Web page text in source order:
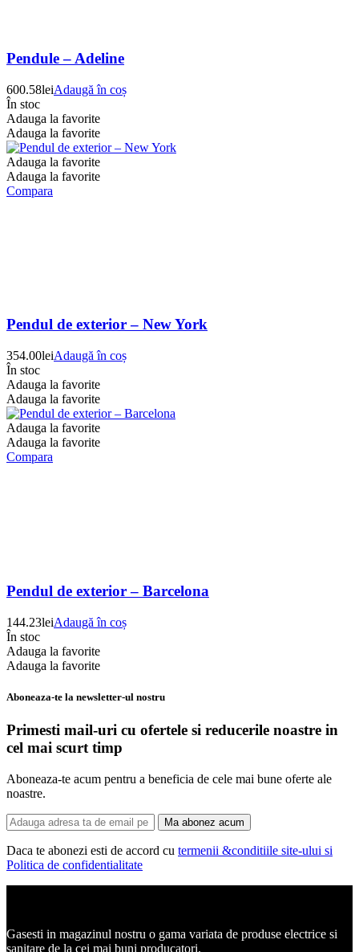
Pendule – Adeline
600.58leiAdaugă în coș
În stoc
Adauga la favorite
Adauga la favorite
Adauga la favorite
Adauga la favorite
Compara
Pendul de exterior – New York
354.00leiAdaugă în coș
În stoc
Adauga la favorite
Adauga la favorite
Adauga la favorite
Adauga la favorite
Compara
Pendul de exterior – Barcelona
144.23leiAdaugă în coș
În stoc
Adauga la favorite
Adauga la favorite
Aboneaza-te la newsletter-ul nostru
Primesti mail-uri cu ofertele si reducerile noastre in
cel mai scurt timp
Aboneaza-te acum pentru a beneficia de cele mai bune oferte ale
noastre.
Ma abonez acum
Daca te abonezi esti de accord cu termenii &conditiile site-ului si
Politica de confidentialitate
Gasesti in magazinul nostru o gama variata de produse electrice si
sanitare de la cei mai buni producatori.